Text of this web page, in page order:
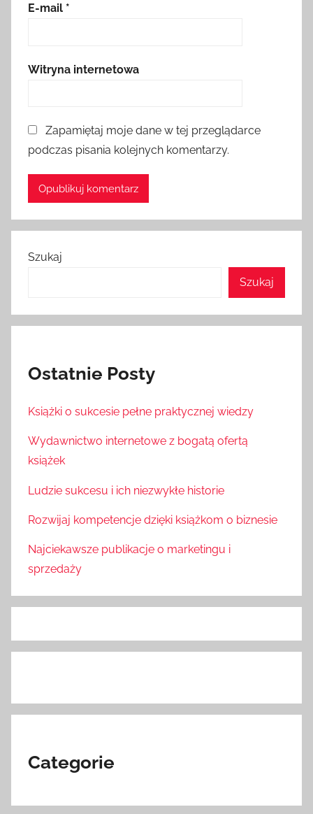
E-mail *
Witryna internetowa
Zapamiętaj moje dane w tej przeglądarce
podczas pisania kolejnych komentarzy.
Szukaj
Szukaj
Ostatnie Posty
Książki o sukcesie pełne praktycznej wiedzy
Wydawnictwo internetowe z bogatą ofertą
książek
Ludzie sukcesu i ich niezwykłe historie
Rozwijaj kompetencje dzięki książkom o biznesie
Najciekawsze publikacje o marketingu i
sprzedaży
Categorie